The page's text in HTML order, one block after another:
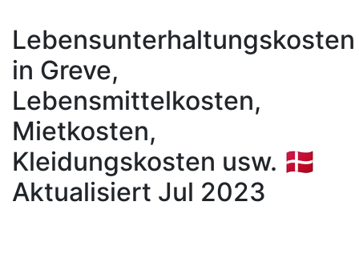
Lebensunterhaltungskosten
in Greve,
Lebensmittelkosten,
Mietkosten,
Kleidungskosten usw. 🇩🇰
Aktualisiert Jul 2023